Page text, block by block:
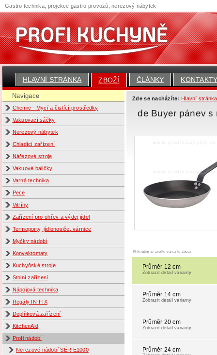
HLAVNÍ STRÁNKA ZBOŽÍ ČLÁNKY
Navigace
Chemie - Mycí a čistící prostředky
Vakuovací sáčky
Nerezový nábytek
Chladící zařízení
Nářezové stroje
Vakuové baličky
Varná technika
Pece
Vitríny
Zařízení pro ohřev a výdej jídel
Termoporty, jídlonosiče, várnice
Myčky nádobí
Konvektomaty
Kuchyňské stroje
Stolní zařízení
Nápojová technika
Regály IN-FIX
Doplňková zařízení
KitchenAid
Profi nádobí
Nerezové nádobí SÉRIE1000
Zde se nacházíte: Hlavní stránka
de Buyer pánev
Kliknutím si zvolte variantu zboží
Průměr 12 cm
Zobrazit detail varianty
Průměr 14 cm
Zobrazit detail varianty
Průměr 20 cm
Zobrazit detail varianty
Průměr 24 cm
Gastro technika, projekce gastro provozů, nerezový nábytek